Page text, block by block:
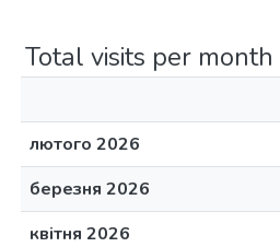
Total visits per month
лютого 2026
березня 2026
квітня 2026